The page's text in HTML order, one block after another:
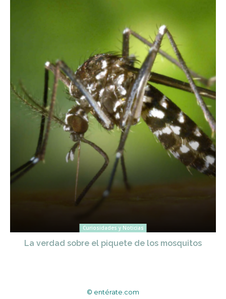
Curiosidades y Noticias
La verdad sobre el piquete de los mosquitos
© entérate.com